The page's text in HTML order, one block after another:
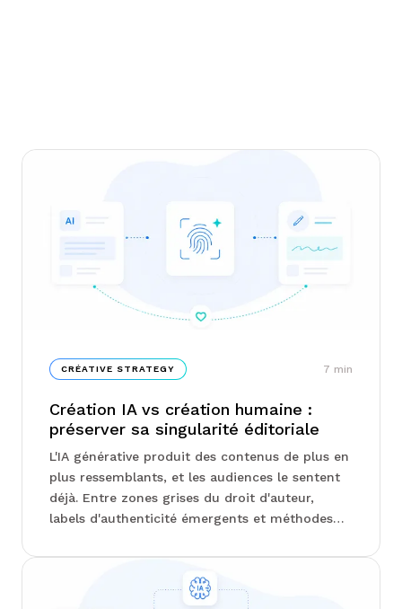
CRÉATIVE STRATEGY 7 min
Création IA vs création humaine :
préserver sa singularité éditoriale
L'IA générative produit des contenus de plus en
plus ressemblants, et les audiences le sentent
déjà. Entre zones grises du droit d'auteur,
labels d'authenticité émergents et méthodes
on vous explique comment préserver ce qui
rend une création reconnaissable. La vraie
question n'est pas d'utiliser l'IA ou non, mais de